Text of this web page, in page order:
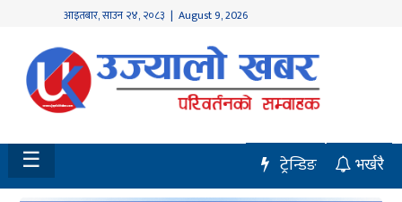
आइतबार,साउन २४, २०८३ | August 9, 2026
होमपेज
नवलपुर
विशेष
मध्य
☰ भर्खरै
ट्रेन्डिङ